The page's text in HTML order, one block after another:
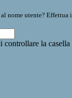
nome utente? Effettua
controllare la